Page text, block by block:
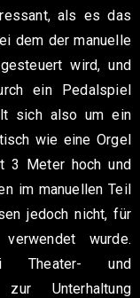
als es das
dem der manuelle
wird, und
ein Pedalspiel
sich also um ein
wie eine Orgel
3 Meter hoch und
im manuellen Teil
jedoch nicht, für
wurde.
Theater- und
Unterhaltung